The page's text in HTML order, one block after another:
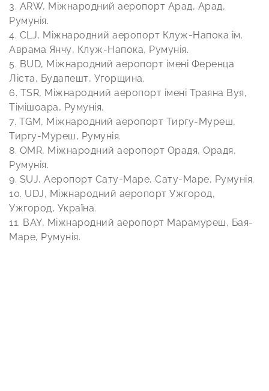
3. ARW, Міжнародний аеропорт Арад, Арад,
Румунія.
4. CLJ, Міжнародний аеропорт Клуж-Напока ім.
Аврама Янчу, Клуж-Напока, Румунія.
5. BUD, Міжнародний аеропорт імені Ференца
Ліста, Будапешт, Угорщина.
6. TSR, Міжнародний аеропорт імені Траяна Вуя,
Тімішоара, Румунія.
7. TGM, Міжнародний аеропорт Тиргу-Муреш,
Тиргу-Муреш, Румунія.
8. OMR, Міжнародний аеропорт Орадя, Орадя,
Румунія.
9. SUJ, Аеропорт Сату-Маре, Сату-Маре, Румунія.
10. UDJ, Міжнародний аеропорт Ужгород,
Ужгород, Україна.
11. BAY, Міжнародний аеропорт Марамуреш, Бая-
Маре, Румунія.